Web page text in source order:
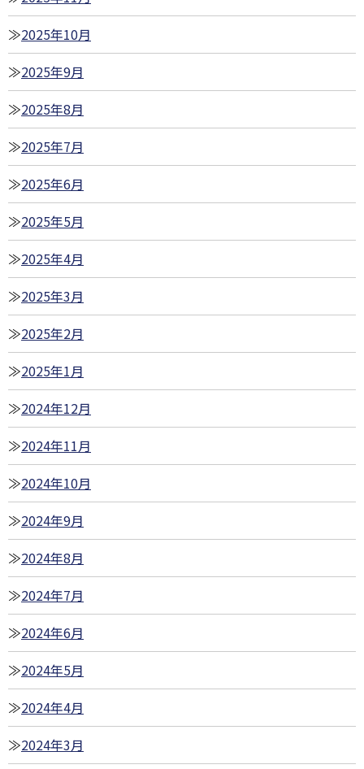
2025年10月
2025年9月
2025年8月
2025年7月
2025年6月
2025年5月
2025年4月
2025年3月
2025年2月
2025年1月
2024年12月
2024年11月
2024年10月
2024年9月
2024年8月
2024年7月
2024年6月
2024年5月
2024年4月
2024年3月